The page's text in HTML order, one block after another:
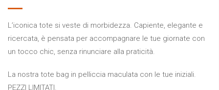
L’iconica tote si veste di morbidezza. Capiente, elegante e
ricercata, è pensata per accompagnare le tue giornate con
un tocco chic, senza rinunciare alla praticità.
La nostra tote bag in pelliccia maculata con le tue iniziali.
PEZZI LIMITATI.